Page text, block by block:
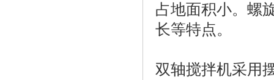
占地面积小。螺
长等特点。
双轴搅拌机采用